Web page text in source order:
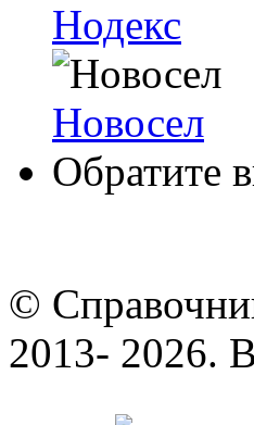
Нодекс
Новосел
Обратите
©
2013- 2026.